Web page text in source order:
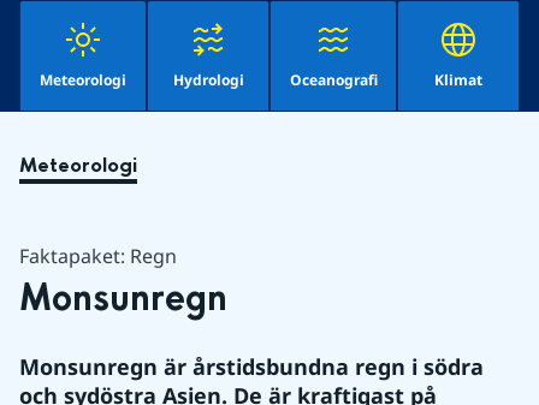
Meteorologi Hydrologi Oceanografi Klimat
Meteorologi
Faktapaket: Regn
Monsunregn
Monsunregn är årstidsbundna regn i södra
och sydöstra Asien. De är kraftigast på